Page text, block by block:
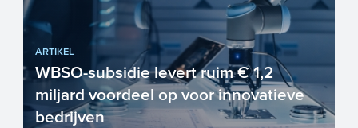
ARTIKEL
WBSO-subsidie levert ruim € 1,2
miljard voordeel op voor innovatieve
bedrijven